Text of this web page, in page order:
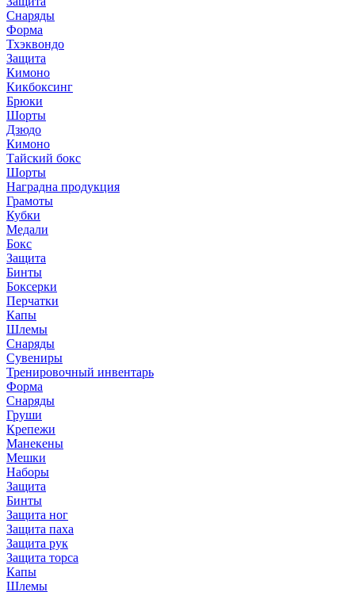
Снаряды
Форма
Тхэквондо
Защита
Кимоно
Кикбоксинг
Брюки
Шорты
Дзюдо
Кимоно
Тайский бокс
Шорты
Наградна продукция
Грамоты
Кубки
Медали
Бокс
Защита
Бинты
Боксерки
Перчатки
Капы
Шлемы
Снаряды
Сувениры
Тренировочный инвентарь
Форма
Снаряды
Груши
Крепежи
Манекены
Мешки
Наборы
Защита
Бинты
Защита ног
Защита паха
Защита рук
Защита торса
Капы
Шлемы